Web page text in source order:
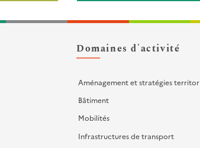
Domaines d'activité
Aménagement et stratégies
Bâtiment
Mobilités
Infrastructures de transport